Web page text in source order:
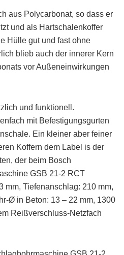
aus Polycarbonat, so dass er
und als Hartschalenkoffer
Hülle gut und fast ohne
blieb auch der innerer Kern
vor Außeneinwirkungen
und funktionell.
mit Befestigungsgurten
Ein kleiner aber feiner
Koffern dem Label is der
der beim Bosch
GSB 21-2 RCT
mm, Tiefenanschlag: 210 mm,
Ø in Beton: 13 – 22 mm, 1300
Reißverschluss-Netzfach